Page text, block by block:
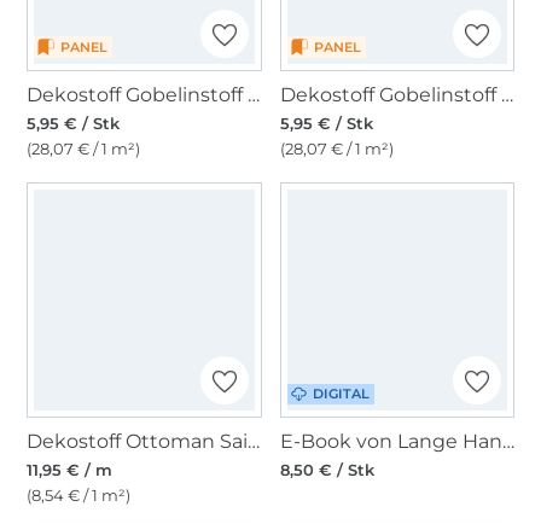
PANEL
Dekostoff Gobelinstoff Panel Möwe, 46 x 46 cm
5,95 € / Stk
(28,07 € / 1 m²)
PANEL
Dekostoff Gobelinstoff Panel Krabbe, 46 x 46 cm
5,95 € / Stk
(28,07 € / 1 m²)
Dekostoff Ottoman Sailing, beige
11,95 € / m
(8,54 € / 1 m²)
DIGITAL
E-Book von Lange Hand Wal-Tasche
8,50 € / Stk